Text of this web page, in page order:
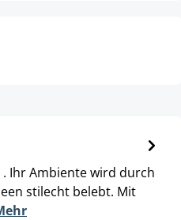
Ihr Ambiente wird durch
stilecht belebt. Mit